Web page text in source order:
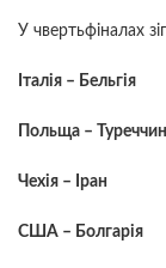
У чвертьфіналах
Італія – Бельгія
Польща –
Чехія – Іран
США – Болгарія